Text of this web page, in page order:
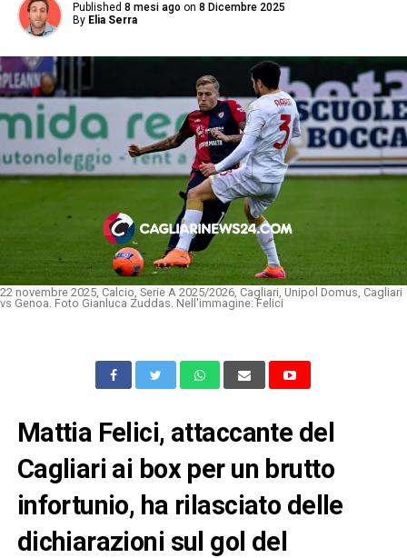
Published 8 mesi ago on 8 Dicembre 2025
By Elia Serra
22 novembre 2025, Calcio, Serie A 2025/2026, Cagliari, Unipol Domus, Cagliari
vs Genoa. Foto Gianluca Zuddas. Nell'immagine: Felici
Mattia Felici, attaccante del
Cagliari ai box per un brutto
infortunio, ha rilasciato delle
dichiarazioni sul gol del